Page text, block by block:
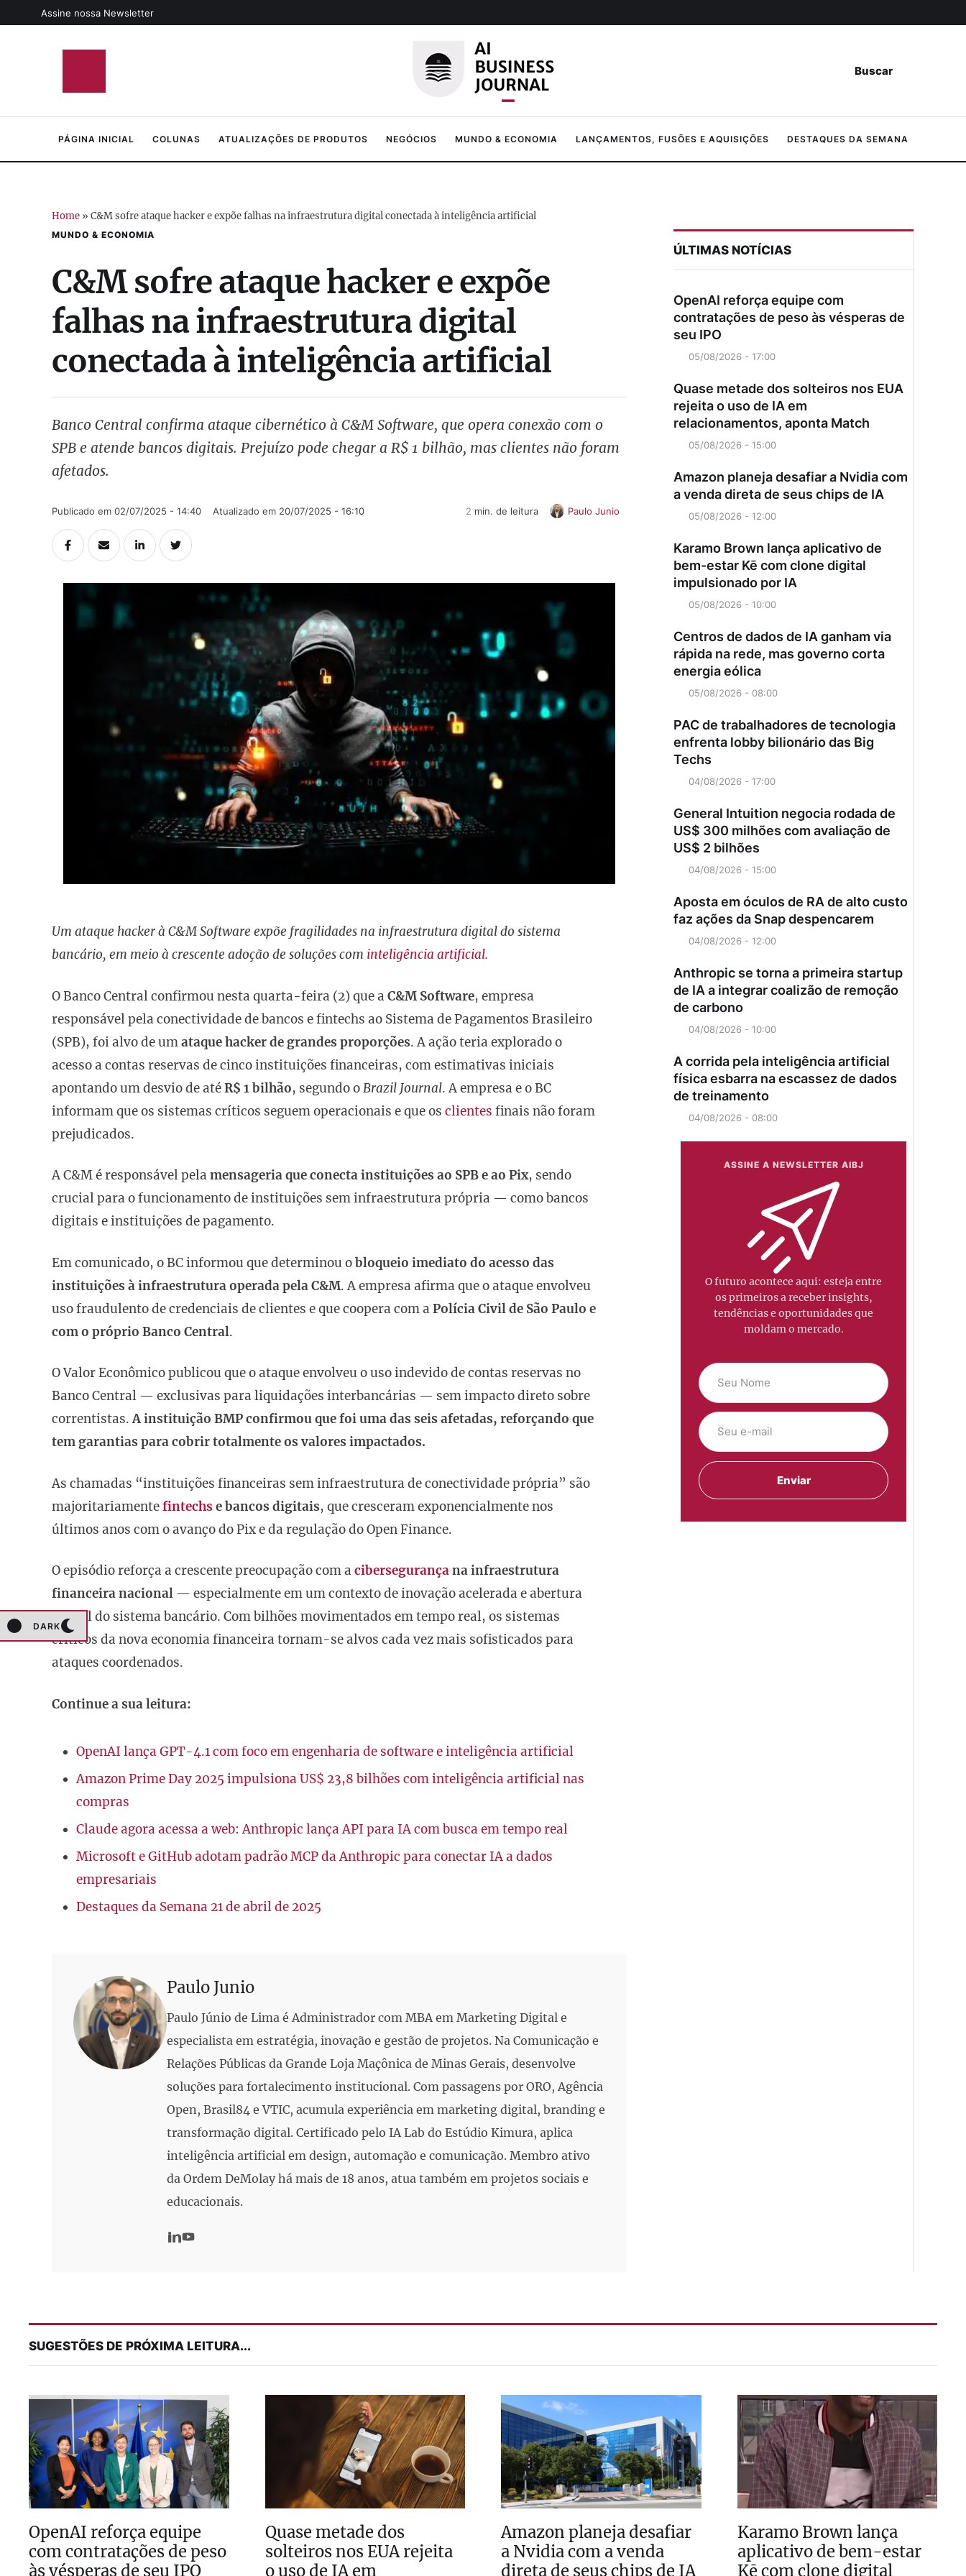
Assine nossa Newsletter
Buscar
DARK
PÁGINA INICIAL COLUNAS ATUALIZAÇÕES DE PRODUTOS NEGÓCIOS MUNDO & ECONOMIA LANÇAMENTOS, FUSÕES E AQUISIÇÕES DESTAQUES DA SEMANA
Home » C&M sofre ataque hacker e expõe falhas na infraestrutura digital conectada à inteligência artificial
MUNDO & ECONOMIA
C&M sofre ataque hacker e expõe
falhas na infraestrutura digital
conectada à inteligência artificial
Banco Central confirma ataque cibernético à C&M Software, que opera conexão com o
SPB e atende bancos digitais. Prejuízo pode chegar a R$ 1 bilhão, mas clientes não foram
afetados.
Publicado em 02/07/2025 - 14:40 Atualizado em 20/07/2025 - 16:10 2 min. de leitura Paulo Junio
Um ataque hacker à C&M Software expõe fragilidades na infraestrutura digital do sistema
bancário, em meio à crescente adoção de soluções com inteligência artificial.
O Banco Central confirmou nesta quarta-feira (2) que a C&M Software, empresa
responsável pela conectividade de bancos e fintechs ao Sistema de Pagamentos Brasileiro
(SPB), foi alvo de umataque hacker de grandes proporções. A ação teria explorado o
acesso a contas reservas de cinco instituições financeiras, com estimativas iniciais
apontando um desvio de atéR$ 1 bilhão, segundo oBrazil Journal. A empresa e o BC
informam que os sistemas críticos seguem operacionais e que os clientes finais não foram
prejudicados.
A C&M é responsável pela mensageria que conecta instituições ao SPB e ao Pix, sendo
crucial para o funcionamento de instituições sem infraestrutura própria — como bancos
digitais e instituições de pagamento.
Em comunicado, o BC informou que determinou obloqueio imediato do acesso das
instituições à infraestrutura operada pela C&M. A empresa afirma que o ataque envolveu
uso fraudulento de credenciais de clientes e que coopera com a Polícia Civil de São Paulo e
com o próprio Banco Central.
O Valor Econômico publicou que o ataque envolveu o uso indevido de contas reservas no
Banco Central — exclusivas para liquidações interbancárias — sem impacto direto sobre
correntistas.A instituição BMP confirmou que foi uma das seis afetadas, reforçando que
tem garantias para cobrir totalmente os valores impactados.
As chamadas “instituições financeiras sem infraestrutura de conectividade própria” são
majoritariamentefintechse bancos digitais, que cresceram exponencialmente nos
últimos anos com o avanço do Pix e da regulação do Open Finance.
O episódio reforça a crescente preocupação com a cibersegurançana infraestrutura
financeira nacional — especialmente em um contexto de inovação acelerada e abertura
digital do sistema bancário. Com bilhões movimentados em tempo real, os sistemas
críticos da nova economia financeira tornam-se alvos cada vez mais sofisticados para
ataques coordenados.
Continue a sua leitura:
OpenAI lança GPT-4.1 com foco em engenharia de software e inteligência artificial
Amazon Prime Day 2025 impulsiona US$ 23,8 bilhões com inteligência artificial nas
compras
Claude agora acessa a web: Anthropic lança API para IA com busca em tempo real
Microsoft e GitHub adotam padrão MCP da Anthropic para conectar IA a dados
empresariais
Destaques da Semana 21 de abril de 2025
Paulo Junio
Paulo Júnio de Lima é Administrador com MBA em Marketing Digital e
especialista em estratégia, inovação e gestão de projetos. Na Comunicação e
Relações Públicas da Grande Loja Maçônica de Minas Gerais, desenvolve
soluções para fortalecimento institucional. Com passagens por ORO, Agência
Open, Brasil84 e VTIC, acumula experiência em marketing digital, branding e
transformação digital. Certificado pelo IA Lab do Estúdio Kimura, aplica
inteligência artificial em design, automação e comunicação. Membro ativo
da Ordem DeMolay há mais de 18 anos, atua também em projetos sociais e
educacionais.
ÚLTIMAS NOTÍCIAS
OpenAI reforça equipe com
contratações de peso às vésperas de
seu IPO
05/08/2026 - 17:00
Quase metade dos solteiros nos EUA
rejeita o uso de IA em
relacionamentos, aponta Match
05/08/2026 - 15:00
Amazon planeja desafiar a Nvidia com
a venda direta de seus chips de IA
05/08/2026 - 12:00
Karamo Brown lança aplicativo de
bem-estar Kē com clone digital
impulsionado por IA
05/08/2026 - 10:00
Centros de dados de IA ganham via
rápida na rede, mas governo corta
energia eólica
05/08/2026 - 08:00
PAC de trabalhadores de tecnologia
enfrenta lobby bilionário das Big
Techs
04/08/2026 - 17:00
General Intuition negocia rodada de
US$ 300 milhões com avaliação de
US$ 2 bilhões
04/08/2026 - 15:00
Aposta em óculos de RA de alto custo
faz ações da Snap despencarem
04/08/2026 - 12:00
Anthropic se torna a primeira startup
de IA a integrar coalizão de remoção
de carbono
04/08/2026 - 10:00
A corrida pela inteligência artificial
física esbarra na escassez de dados
de treinamento
04/08/2026 - 08:00
ASSINE A NEWSLETTER AIBJ
O futuro acontece aqui: esteja entre
os primeiros a receber insights,
tendências e oportunidades que
moldam o mercado.
SUGESTÕES DE PRÓXIMA LEITURA...
OpenAI reforça equipe
com contratações de peso
às vésperas de seu IPO
Quase metade dos
solteiros nos EUA rejeita
o uso de IA em
Amazon planeja desafiar
a Nvidia com a venda
direta de seus chips de IA
Karamo Brown lança
aplicativo de bem-estar
Kē com clone digital